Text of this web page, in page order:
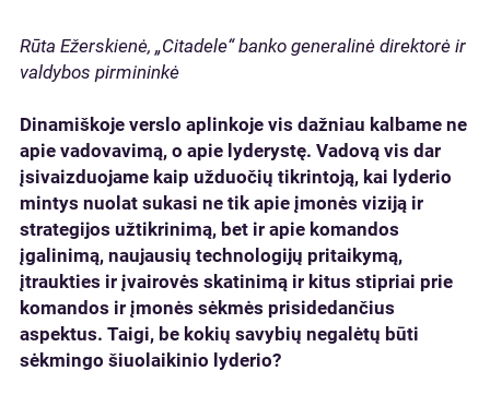
Rūta Ežerskienė, „Citadele“ banko generalinė direktorė ir
valdybos pirmininkė
Dinamiškoje verslo aplinkoje vis dažniau kalbame ne
apie vadovavimą, o apie lyderystę. Vadovą vis dar
įsivaizduojame kaip užduočių tikrintoją, kai lyderio
mintys nuolat sukasi ne tik apie įmonės viziją ir
strategijos užtikrinimą, bet ir apie komandos
įgalinimą, naujausių technologijų pritaikymą,
įtraukties ir įvairovės skatinimą ir kitus stipriai prie
komandos ir įmonės sėkmės prisidedančius
aspektus. Taigi, be kokių savybių negalėtų būti
sėkmingo šiuolaikinio lyderio?